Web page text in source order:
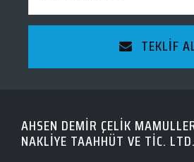
TEKLIF
AHSEN DEMİR ÇELİK
NAKLİYE TAAHHÜT VE TİC.